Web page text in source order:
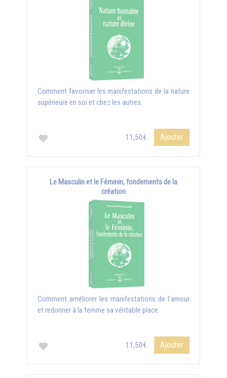
Comment favoriser les manifestations de la nature
supérieure en soi et chez les autres.
11,50€ Ajouter
Le Masculin et le Féminin, fondements de la
création
Comment améliorer les manifestations de l'amour
et redonner à la femme sa véritable place.
11,50€ Ajouter